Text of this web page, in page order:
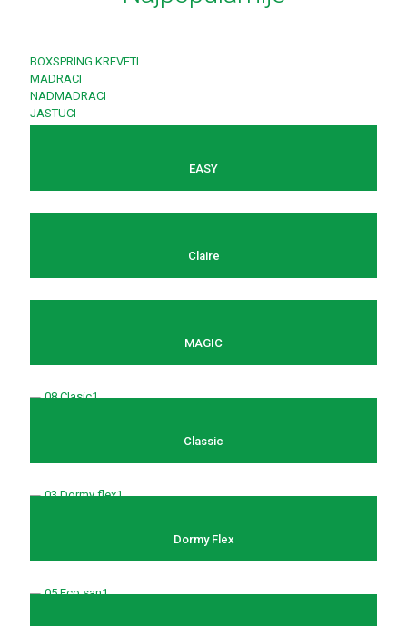
BOXSPRING KREVETI
MADRACI
NADMADRACI
JASTUCI
EASY
Claire
MAGIC
Classic
Dormy Flex